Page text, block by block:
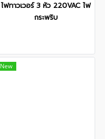
ไฟทาวเวอร์ 3 หัว 220VAC ไฟ
กระพริบ
New